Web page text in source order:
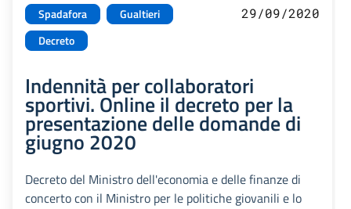
Spadafora
Gualtieri
Decreto
29/09/2020
Indennità per collaboratori
sportivi. Online il decreto per la
presentazione delle domande di
giugno 2020
Decreto del Ministro dell'economia e delle finanze di
concerto con il Ministro per le politiche giovanili e lo